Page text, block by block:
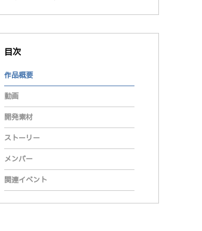
目次
作品概要
動画
開発素材
ストーリー
メンバー
関連イベント